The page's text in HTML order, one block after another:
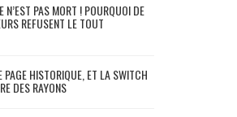
N’EST PAS MORT ! POURQUOI DE
REFUSENT LE TOUT
PAGE HISTORIQUE, ET LA SWITCH
DES RAYONS